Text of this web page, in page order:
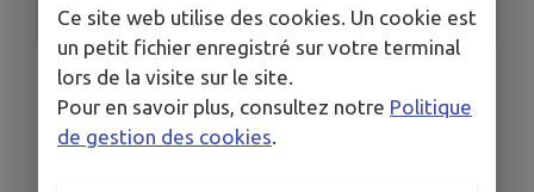
INFORMATIONS PRATIQUES
LIEU
Mairie de MARON
DATE
Ce site web utilise des cookies. Un cookie est
un petit fichier enregistré sur votre terminal
lors de la visite sur le site.
Pour en savoir plus, consultez notre Politique
de gestion des cookies.